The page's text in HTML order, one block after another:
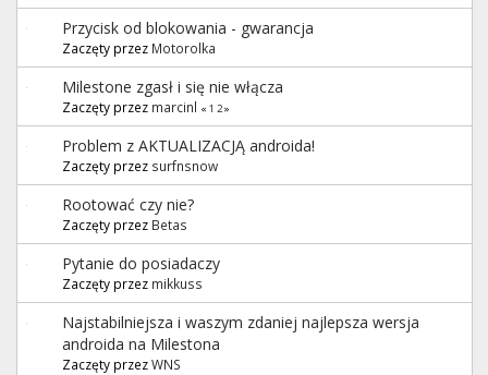
Przycisk od blokowania - gwarancja
Zaczęty przez Motorolka
Milestone zgasł i się nie włącza
Zaczęty przez marcinl « 1 2»
Problem z AKTUALIZACJĄ androida!
Zaczęty przez surfnsnow
Rootować czy nie?
Zaczęty przez Betas
Pytanie do posiadaczy
Zaczęty przez mikkuss
Najstabilniejsza i waszym zdaniej najlepsza wersja
androida na Milestona
Zaczęty przezWNS